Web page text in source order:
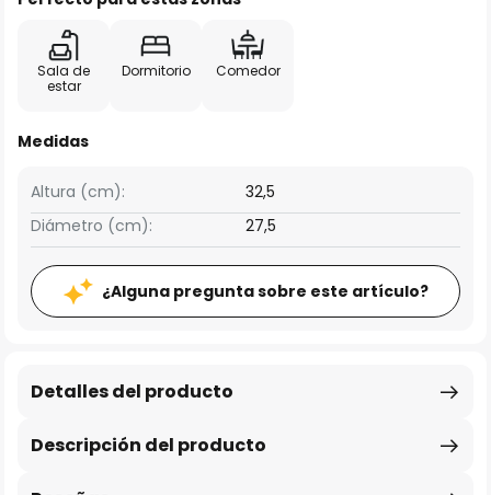
Sala de
estar
Dormitorio Comedor
Medidas
Altura (cm):
32,5
Diámetro (cm):
27,5
¿Alguna pregunta sobre este artículo?
Descripción del producto
Detalles del producto